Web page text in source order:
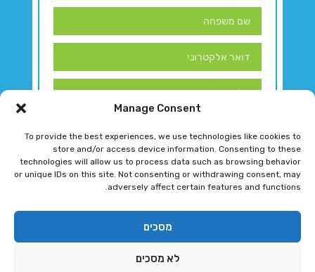
Manage Consent
To provide the best experiences, we use technologies like cookies to
store and/or access device information. Consenting to these
technologies will allow us to process data such as browsing behavior
or unique IDs on this site. Not consenting or withdrawing consent, may
adversely affect certain features and functions.
מסכים
לא מסכים